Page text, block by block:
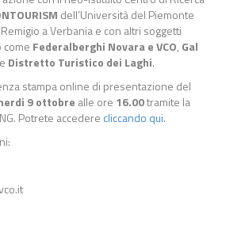
dell’Università del Piemonte
a Verbania e con altri soggetti
Federalberghi Novara e VCO, Gal
e Distretto Turistico dei Laghi.
stampa online di presentazione del
9 ottobre alle ore 16.00tramite la
Potrete accedere cliccando qui.